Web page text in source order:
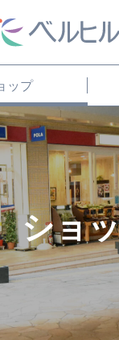
ップ
ショ